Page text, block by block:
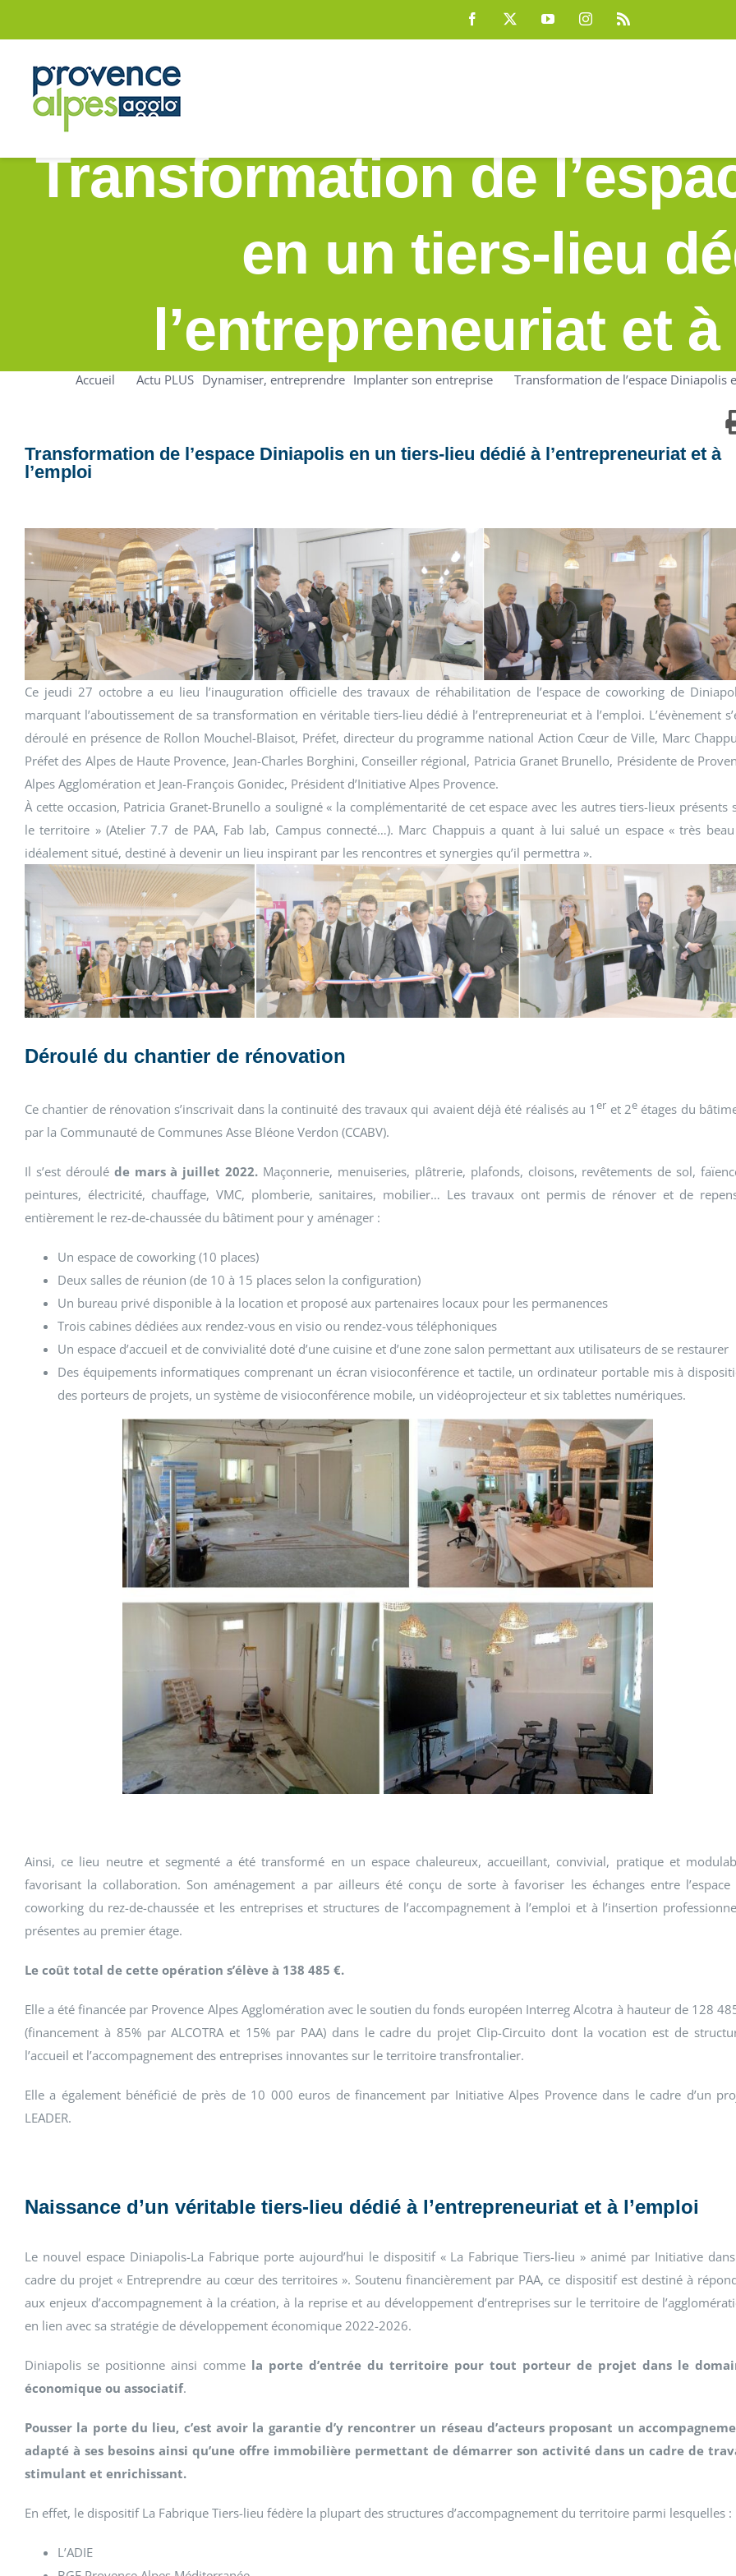
Facebook YouTubeInstagram
Transformation de
en un tiers-lieu
l’entrepreneuriat et à
Accueil Actu PLUS Dynamiser, entreprendre Implanter son entreprise Transformation de l’espace Diniapolis
Transformation de l’espace Diniapolis en un tiers-lieu dédié à l’entrepreneuriat et à
l’emploi
Ce jeudi 27 octobre a eu lieu l’inauguration officielle des travaux de réhabilitation de l’espace de coworking de
marquant l’aboutissement de sa transformation en véritable tiers-lieu dédié à l’entrepreneuriat et à l’emploi. L’évènement
déroulé en présence de Rollon Mouchel-Blaisot, Préfet, directeur du programme national Action Cœur de Ville, Marc
Préfet des Alpes de Haute Provence, Jean-Charles Borghini, Conseiller régional, Patricia Granet Brunello, Présidente de
Alpes Agglomération et Jean-François Gonidec, Président d’Initiative Alpes Provence.
À cette occasion, Patricia Granet-Brunello a souligné « la complémentarité de cet espace avec les autres tiers-lieux présents
le territoire » (Atelier 7.7 de PAA, Fab lab, Campus connecté…). Marc Chappuis a quant à lui salué un espace « très
idéalement situé, destiné à devenir un lieu inspirant par les rencontres et synergies qu’il permettra ».
Déroulé du chantier de rénovation
Ce chantier de rénovation s’inscrivait dans la continuité des travaux qui avaient déjà été réalisés au 1er et 2e étages du
par la Communauté de Communes Asse Bléone Verdon (CCABV).
Il s’est déroulé de mars à juillet 2022. Maçonnerie, menuiseries, plâtrerie, plafonds, cloisons, revêtements de sol,
peintures, électricité, chauffage, VMC, plomberie, sanitaires, mobilier… Les travaux ont permis de rénover et de
entièrement le rez-de-chaussée du bâtiment pour y aménager :
Un espace de coworking (10 places)
Deux salles de réunion (de 10 à 15 places selon la configuration)
Un bureau privé disponible à la location et proposé aux partenaires locaux pour les permanences
Trois cabines dédiées aux rendez-vous en visio ou rendez-vous téléphoniques
Un espace d’accueil et de convivialité doté d’une cuisine et d’une zone salon permettant aux utilisateurs de se restaurer
Des équipements informatiques comprenant un écran visioconférence et tactile, un ordinateur portable mis à
des porteurs de projets, un système de visioconférence mobile, un vidéoprojecteur et six tablettes numériques.
Ainsi, ce lieu neutre et segmenté a été transformé en un espace chaleureux, accueillant, convivial, pratique et
favorisant la collaboration. Son aménagement a par ailleurs été conçu de sorte à favoriser les échanges entre l’espace
coworking du rez-de-chaussée et les entreprises et structures de l’accompagnement à l’emploi et à l’insertion
présentes au premier étage.
Le coût total de cette opération s’élève à 138 485 €.
Elle a été financée par Provence Alpes Agglomération avec le soutien du fonds européen Interreg Alcotra à hauteur de 128
(financement à 85% par ALCOTRA et 15% par PAA) dans le cadre du projet Clip-Circuito dont la vocation est de
l’accueil et l’accompagnement des entreprises innovantes sur le territoire transfrontalier.
Elle a également bénéficié de près de 10 000 euros de financement par Initiative Alpes Provence dans le cadre d’un
LEADER.
Naissance d’un véritable tiers-lieu dédié à l’entrepreneuriat et à l’emploi
Le nouvel espace Diniapolis-La Fabrique porte aujourd’hui le dispositif « La Fabrique Tiers-lieu » animé par Initiative
cadre du projet « Entreprendre au cœur des territoires ». Soutenu financièrement par PAA, ce dispositif est destiné à
aux enjeux d’accompagnement à la création, à la reprise et au développement d’entreprises sur le territoire de
en lien avec sa stratégie de développement économique 2022-2026.
Diniapolis se positionne ainsi comme la porte d’entrée du territoire pour tout porteur de projet dans le
économique ou associatif.
Pousser la porte du lieu, c’est avoir la garantie d’y rencontrer un réseau d’acteurs proposant un
adapté à ses besoins ainsi qu’une offre immobilière permettant de démarrer son activité dans un cadre de
stimulant et enrichissant.
En effet, le dispositif La Fabrique Tiers-lieu fédère la plupart des structures d’accompagnement du territoire parmi lesquelles :
L’ADIE